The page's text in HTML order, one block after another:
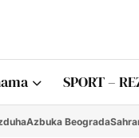
SPORT –
Azbuka Beograda